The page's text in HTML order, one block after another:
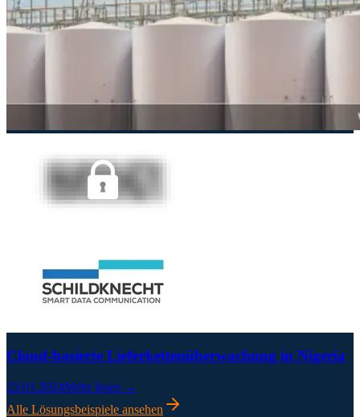
Cloud-basierte Lieferkettenüberwachung in Nigeria
23.01.2024Mehr lesen →
Alle Lösungsbeispiele ansehen